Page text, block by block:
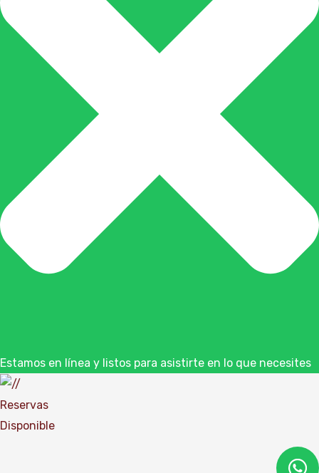
Estamos en línea y listos para asistirte en lo que necesites
Reservas
Disponible